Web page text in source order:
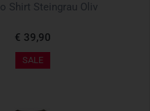
Shirt Steingrau Oliv
€ 39,90
SALE